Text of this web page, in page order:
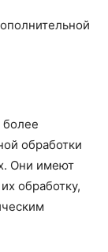
более
обработки
Они имеют
обработку,